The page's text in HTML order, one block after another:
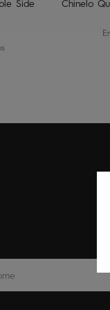
Side
Chinelo